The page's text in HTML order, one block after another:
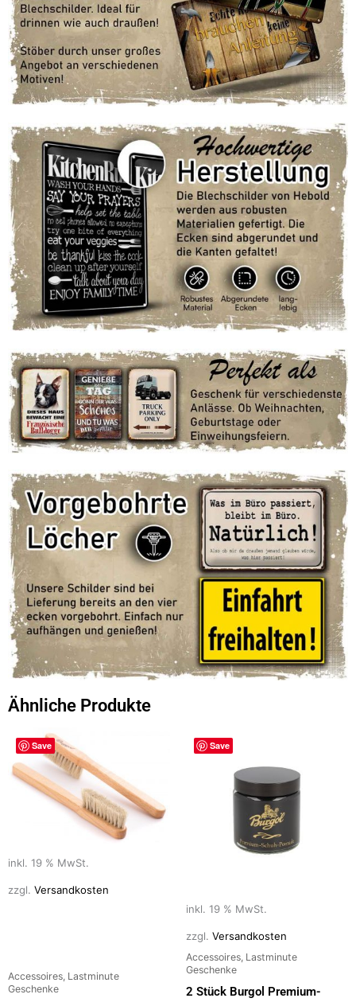
Ähnliche Produkte
Save
inkl. 19 % MwSt.
zzgl. Versandkosten
Accessoires, Lastminute
Geschenke
Save
inkl. 19 % MwSt.
zzgl. Versandkosten
Accessoires, Lastminute
Geschenke
2 Stück Burgol Premium-